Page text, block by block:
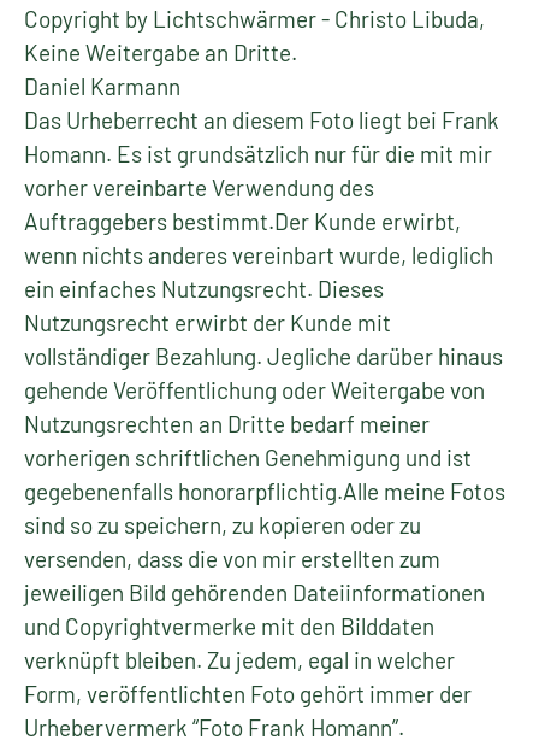
Copyright by Lichtschwärmer - Christo Libuda,
Keine Weitergabe an Dritte.
Daniel Karmann
Das Urheberrecht an diesem Foto liegt bei Frank
Homann. Es ist grundsätzlich nur für die mit mir
vorher vereinbarte Verwendung des
Auftraggebers bestimmt.Der Kunde erwirbt,
wenn nichts anderes vereinbart wurde, lediglich
ein einfaches Nutzungsrecht. Dieses
Nutzungsrecht erwirbt der Kunde mit
vollständiger Bezahlung. Jegliche darüber hinaus
gehende Veröffentlichung oder Weitergabe von
Nutzungsrechten an Dritte bedarf meiner
vorherigen schriftlichen Genehmigung und ist
gegebenenfalls honorarpflichtig.Alle meine Fotos
sind so zu speichern, zu kopieren oder zu
versenden, dass die von mir erstellten zum
jeweiligen Bild gehörenden Dateiinformationen
und Copyrightvermerke mit den Bilddaten
verknüpft bleiben. Zu jedem, egal in welcher
Form, veröffentlichten Foto gehört immer der
Urhebervermerk “Foto Frank Homann”.